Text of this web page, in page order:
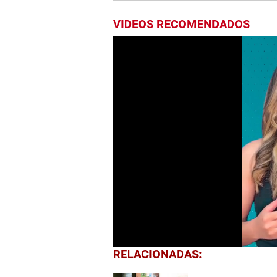
VIDEOS RECOMENDADOS
0
seconds
RELACIONADAS: